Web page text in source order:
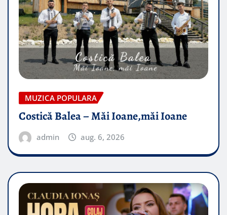
MUZICA POPULARA
Costică Balea – Măi Ioane,măi Ioane
admin aug. 6, 2026